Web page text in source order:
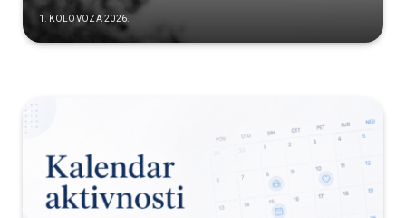
1. KOLOVOZA 2026.